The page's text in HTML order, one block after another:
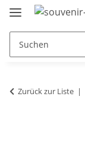
Zurück zur Liste